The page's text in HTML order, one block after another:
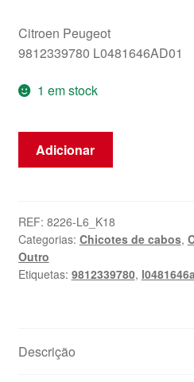
Citroen Peugeot
9812339780 L0481646AD01
1 em stock
Quantidade
Assento
do
Motorista
Citroën
Adicionar
REF: 8226-L6_K18
Categorias: Chicotes de cabos,
Outro
Etiquetas: 9812339780,
Descrição